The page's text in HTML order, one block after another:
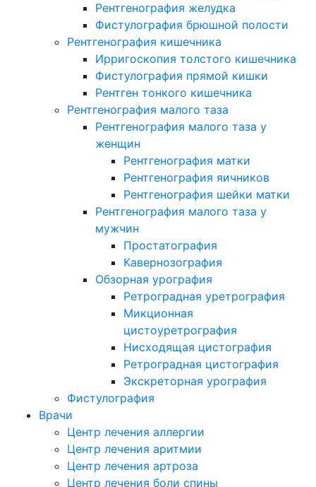
Рентгенография желудка
Фистулография брюшной полости
Рентгенография кишечника
Ирригоскопия толстого кишечника
Фистулография прямой кишки
Рентген тонкого кишечника
Рентгенография малого таза
Рентгенография малого таза у
женщин
Рентгенография матки
Рентгенография яичников
Рентгенография шейки матки
Рентгенография малого таза у
мужчин
Простатография
Кавернозография
Обзорная урография
Ретроградная уретрография
Микционная
цистоуретрография
Нисходящая цистография
Ретроградная цистография
Экскреторная урография
Фистулография
Врачи
Центр лечения аллергии
Центр лечения аритмии
Центр лечения артроза
Центр лечения боли спины